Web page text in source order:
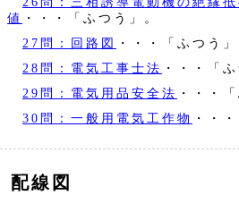
値
・・・「ふつう」。
27問：回路図
・・・「ふつう」
28問：電気工事士法 ・・・「
29問：電気用品安全法 ・・・
30問：一般用電気工作物
・・
配線図